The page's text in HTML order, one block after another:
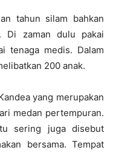
tahun silam bahkan
Di zaman dulu pakai
tenaga medis. Dalam
200 anak.
yang merupakan
medan pertempuran.
sering juga disebut
bersama. Tempat